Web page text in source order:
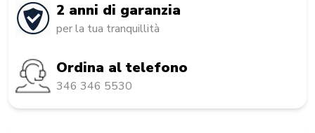
2 anni di garanzia
per la tua tranquillità
Ordina al telefono
346 346 5530